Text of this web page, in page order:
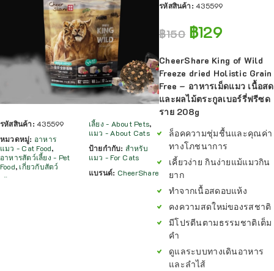
รหัสสินค้า:435599
หมวดหมู่: อาหาร
แมว - Cat Food,
อาหารสัตว์เลี้ยง - Pet
Food, เกี่ยวกับสัตว์
เลี้ยง - About Pets,
แมว - About Cats
ป้ายกำกับ: สำหรับ
แมว - For Cats
แบรนด์: CheerShare
รหัสสินค้า:435599
฿150 ฿129
CheerShare King of Wild
Freeze dried Holistic Grain
Free – อาหารเม็ดแมว เนื้อสด
และผลไม้ตระกูลเบอร์รี่ฟรีซด
ราย 208g
ล็อคความชุ่มชื้นและคุณค่า
ทางโภชนาการ
เคี้ยวง่าย กินง่ายแม้แมวกิน
ยาก
ทำจากเนื้อสดอบแห้ง
คงความสดใหม่ของรสชาติ
มีโปรตีนตามธรรมชาติเต็ม
คำ
ดูแลระบบทางเดินอาหาร
และลำไส้